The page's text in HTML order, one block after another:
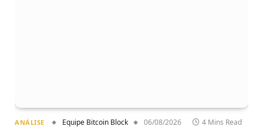
ANÁLISE Equipe Bitcoin Block 06/08/2026 4 Mins Read